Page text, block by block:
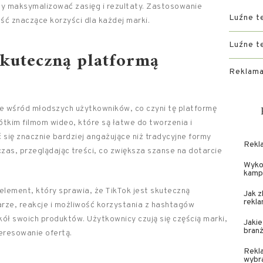
maksymalizować zasięg i rezultaty. Zastosowanie
znaczące korzyści dla każdej marki.
platformą
wśród młodszych użytkowników, co czyni tę platformę
filmom wideo, które są łatwe do tworzenia i
znacznie bardziej angażujące niż tradycyjne formy
przeglądając treści, co zwiększa szanse na dotarcie
który sprawia, że TikTok jest skuteczną
reakcje i możliwość korzystania z hashtagów
swoich produktów. Użytkownicy czują się częścią marki,
ofertą.
Luźne
Luźne
Jak